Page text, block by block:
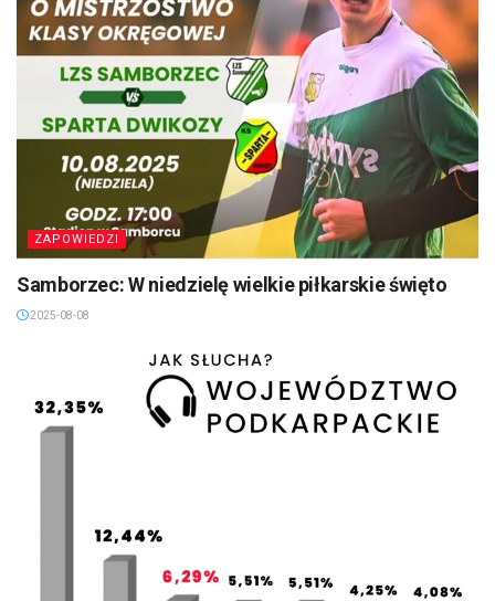
ZAPOWIEDZI
Samborzec: W niedzielę wielkie piłkarskie święto
2025-08-08